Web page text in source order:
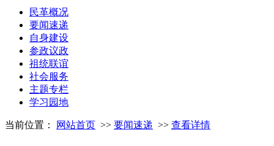
民革概况
要闻速递
自身建设
参政议政
祖统联谊
社会服务
主题专栏
学习园地
当前位置： 网站首页 >> 要闻速递 >> 查看详情